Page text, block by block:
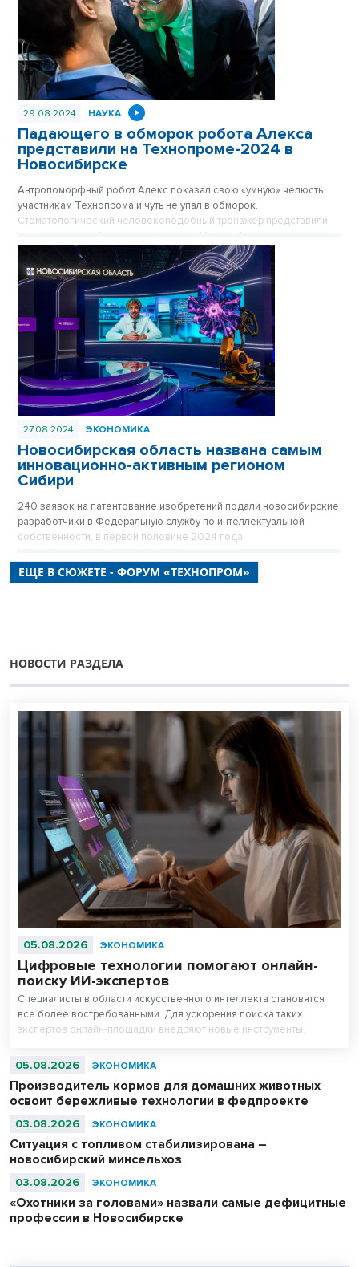
29.08.2024 НАУКА
Падающего в обморок робота Алекса
представили на Технопроме-2024 в
Новосибирске
Антропоморфный робот Алекс показал свою «умную» челюсть
участникам Технопрома и чуть не упал в обморок.
Стоматологический человекоподобный тренажер представили
пермские разработчики на форуме в Новосибирске.
27.08.2024 ЭКОНОМИКА
Новосибирская область названа самым
инновационно-активным регионом
Сибири
240 заявок на патентование изобретений подали новосибирские
разработчики в Федеральную службу по интеллектуальной
собственности, в первой половине 2024 года
ЕЩЕ В СЮЖЕТЕ - ФОРУМ «ТЕХНОПРОМ»
НОВОСТИ РАЗДЕЛА
05.08.2026 ЭКОНОМИКА
Цифровые технологии помогают онлайн-
поиску ИИ-экспертов
Специалисты в области искусственного интеллекта становятся
все более востребованными. Для ускорения поиска таких
экспертов онлайн-площадки внедряют новые инструменты.
05.08.2026 ЭКОНОМИКА
Производитель кормов для домашних животных
освоит бережливые технологии в федпроекте
03.08.2026 ЭКОНОМИКА
Ситуация с топливом стабилизирована –
новосибирский минсельхоз
03.08.2026 ЭКОНОМИКА
«Охотники за головами» назвали самые дефицитные
профессии в Новосибирске